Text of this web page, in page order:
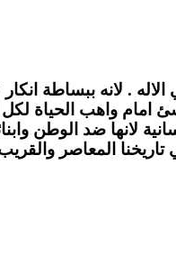
. لانه ببساطة
امام واهب الحياة
لانها ضد الوطن
تاريخنا المعاصر